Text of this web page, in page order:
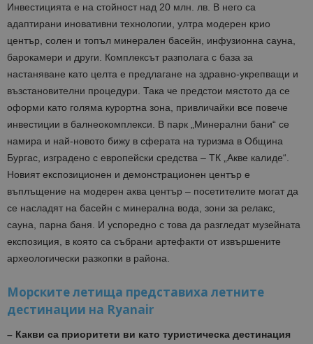
Инвестицията е на стойност над 20 млн. лв. В него са
адаптирани иновативни технологии, ултра модерен крио
център, солен и топъл минерален басейн, инфузионна сауна,
барокамери и други. Комплексът разполага с база за
настаняване като целта е предлагане на здравно-укрепващи и
възстановителни процедури. Така че предстои мястото да се
оформи като голяма курортна зона, привличайки все повече
инвестиции в балнеокомплекси. В парк „Минерални бани“ се
намира и най-новото бижу в сферата на туризма в Община
Бургас, изградено с европейски средства – ТК „Акве калиде“.
Новият експозиционен и демонстрационен център е
въплъщение на модерен аква център – посетителите могат да
се насладят на басейн с минерална вода, зони за релакс,
сауна, парна баня. И успоредно с това да разгледат музейната
експозиция, в която са събрани артефакти от извършените
археологически разкопки в района.
Морските летища представиха летните
дестинации на Ryanair
– Какви са приоритети ви като туристическа дестинация